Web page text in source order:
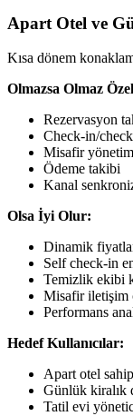
Apart Otel ve
Kısa dönem
Olmazsa Olmaz
Rezervasyon
Check-in/
Misafir
Ödeme takibi
Kanal
Olsa İyi Olur:
Dinamik
Self check-in
Temizlik ekibi
Misafir iletişim
Performans
Hedef Kullanıcılar:
Apart otel
Günlük kiralık
Tatil evi